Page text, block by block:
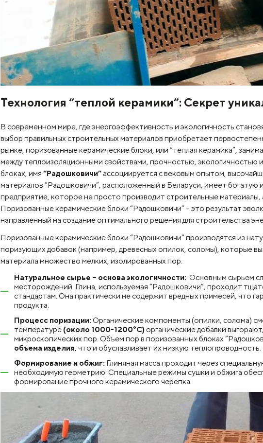
Технология “теплой керамики”: Секрет
В современном мире, где энергоэффективность и экологичность
выбор правильных строительных материалов приобретает
рынке, поризованные керамические блоки, или “теплая керамика”,
между теплоизоляционными свойствами, прочностью, экологичностью
блоках, имя “Радошковичи”ассоциируется с вековым опытом,
материалов “Радошковичи”, расположенный в Беларуси, имеет
предприятие, которое не просто производит строительные материалы,
Поризованные керамические блоки “Радошковичи” – это результат
направленный на создание оптимального решения для строительства
Поризованные керамические блоки “Радошковичи” производятся из
поризующих добавок (например, древесных опилок, соломы), которые
материала множество мелких, изолированных пор.
Натуральное сырье – основа экологичности: Основным сырьем
месторождений. Глина, используемая “Радошковичи”, проходит
стандартам. Она практически не содержит вредных примесей, что
продукта.
Процесс поризации: Органические компоненты (опилки, солома)
температуре (около 1000-1200°C)органические добавки
микроскопических пор. Объем пор в поризованных блоках
объема изделия, что и обуславливает их низкую теплопроводность.
Формирование и обжиг: Глиняная масса проходит через
необходимую геометрию. Специальные режимы сушки и обжига
формирование прочного керамического черепка.